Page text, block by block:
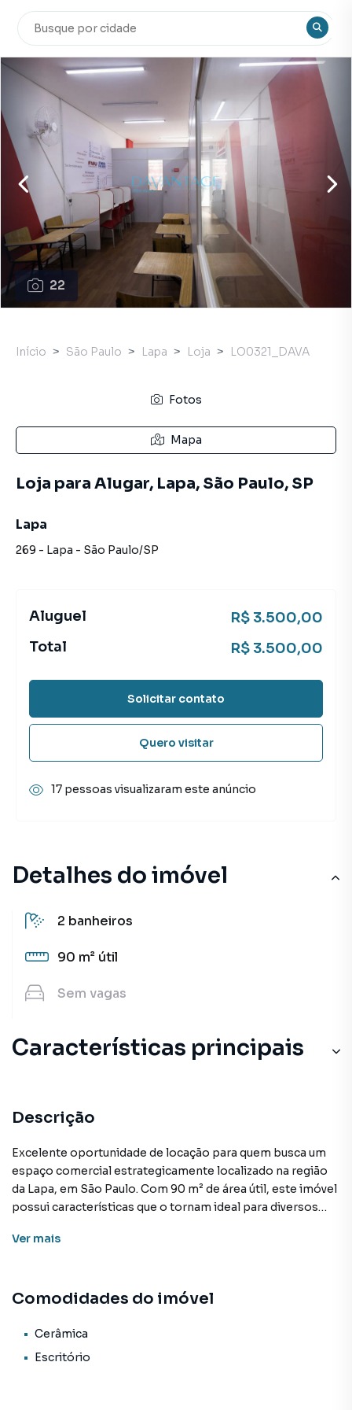
22
Detalhes do imóvel
2 banheiros
90 m² útil
Sem vagas
Características principais
Descrição
Excelente oportunidade de locação para quem busca um
espaço comercial estrategicamente localizado na região
da Lapa, em São Paulo. Com 90 m² de área útil, este imóvel
possui características que o tornam ideal para diversos
de serviços.
cozinha/copa, portão elétrico, com ótima iluminação
funcional. Além disso, conta com dois banheiros,
garantindo conforto e comodidade aos usuários.
Ver mais
Comodidades do imóvel
Cerâmica
Escritório
Início São Paulo Lapa Loja LO0321_DAVA
Fotos
Mapa
Loja para Alugar, Lapa, São Paulo, SP
Lapa
269 - Lapa - São Paulo/SP
Aluguel
R$ 3.500,00
Total
R$ 3.500,00
Solicitar contato
Quero visitar
17 pessoas visualizaram este anúncio